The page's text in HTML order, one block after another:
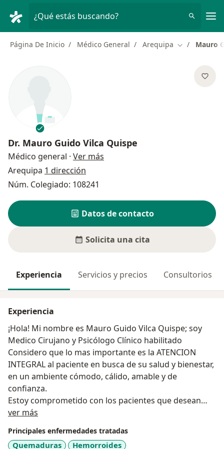
¿Qué estás buscando?
Página De Inicio Médico General Arequipa Cambiar de
Mauro
Dr. Mauro Guido Vilca Quispe
Médico general · Ver más
Arequipa 1 dirección
Núm. Colegiado: 108241
Datos de contacto
Solicita una cita
Experiencia Servicios y precios Consultorios
Experiencia
¡Hola! Mi nombre es Mauro Guido Vilca Quispe; soy
Medico Cirujano y Psicólogo Clínico habilitado
Considero que lo mas importante es la ATENCION
INTEGRAL al paciente en busca de su salud y bienestar,
en un ambiente cómodo, cálido, amable y de
confianza.
Estoy comprometido con los pacientes que desean
una atención integral: tanto medica como psicológica,
logrando así la recuperación de su salud tanto Mental
ver más
Principales enfermedades tratadas
Quemaduras
Hemorroides